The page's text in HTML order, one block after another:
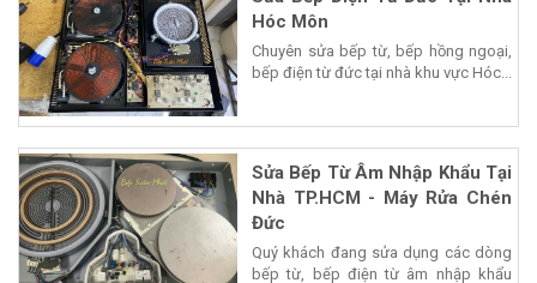
Hóc Môn
Chuyên sửa bếp từ, bếp hồng ngoại,
bếp điện từ đức tại nhà khu vực Hóc...
Sửa Bếp Từ Âm Nhập Khẩu Tại
Nhà TP.HCM - Máy Rửa Chén
Đức
Quý khách đang sửa dụng các dòng
bếp từ, bếp điện từ âm nhập khẩu